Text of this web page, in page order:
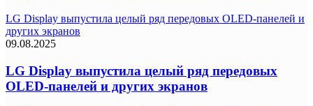
LG Display выпустила целый ряд передовых OLED-панелей и
других экранов
09.08.2025
LG Display выпустила целый ряд передовых
OLED-панелей и других экранов